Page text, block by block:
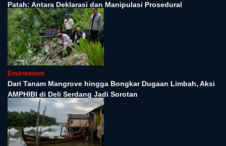
Patah: Antara Deklarasi dan Manipulasi Prosedural
Environment
Dari Tanam Mangrove hingga Bongkar Dugaan Limbah, Aksi
AMPHIBI di Deli Serdang Jadi Sorotan